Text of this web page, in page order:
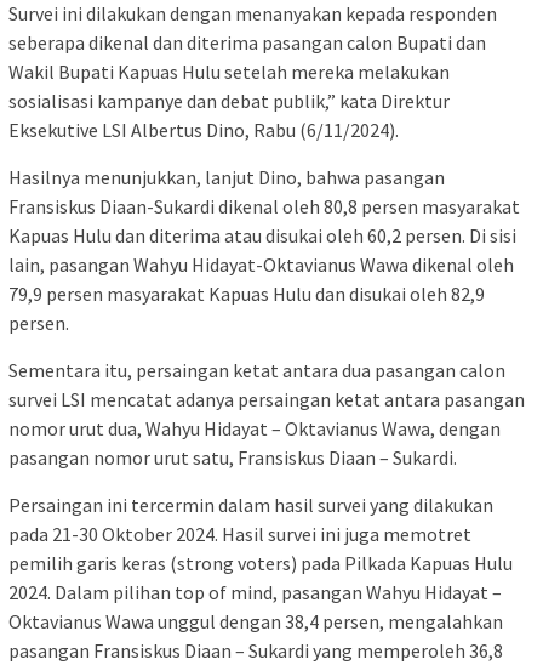
Survei ini dilakukan dengan menanyakan kepada responden
seberapa dikenal dan diterima pasangan calon Bupati dan
Wakil Bupati Kapuas Hulu setelah mereka melakukan
sosialisasi kampanye dan debat publik,” kata Direktur
Eksekutive LSI Albertus Dino, Rabu (6/11/2024).
Hasilnya menunjukkan, lanjut Dino, bahwa pasangan
Fransiskus Diaan-Sukardi dikenal oleh 80,8 persen masyarakat
Kapuas Hulu dan diterima atau disukai oleh 60,2 persen. Di sisi
lain, pasangan Wahyu Hidayat-Oktavianus Wawa dikenal oleh
79,9 persen masyarakat Kapuas Hulu dan disukai oleh 82,9
persen.
Sementara itu, persaingan ketat antara dua pasangan calon
survei LSI mencatat adanya persaingan ketat antara pasangan
nomor urut dua, Wahyu Hidayat – Oktavianus Wawa, dengan
pasangan nomor urut satu, Fransiskus Diaan – Sukardi.
Persaingan ini tercermin dalam hasil survei yang dilakukan
pada 21-30 Oktober 2024. Hasil survei ini juga memotret
pemilih garis keras (strong voters) pada Pilkada Kapuas Hulu
2024. Dalam pilihan top of mind, pasangan Wahyu Hidayat –
Oktavianus Wawa unggul dengan 38,4 persen, mengalahkan
pasangan Fransiskus Diaan – Sukardi yang memperoleh 36,8